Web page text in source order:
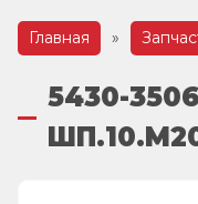
Главная »
5430-